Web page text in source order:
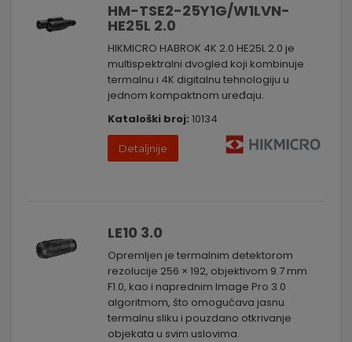
HM-TSE2-25Y1G/W1LVN-
HE25L 2.0
HIKMICRO HABROK 4K 2.0 HE25L 2.0 je
multispektralni dvogled koji kombinuje
termalnu i 4K digitalnu tehnologiju u
jednom kompaktnom uređaju.
Kataloški broj: 10134
Detaljnije
LE10 3.0
Opremljen je termalnim detektorom
rezolucije 256 × 192, objektivom 9.7 mm
F1.0, kao i naprednim Image Pro 3.0
algoritmom, što omogućava jasnu
termalnu sliku i pouzdano otkrivanje
objekata u svim uslovima.